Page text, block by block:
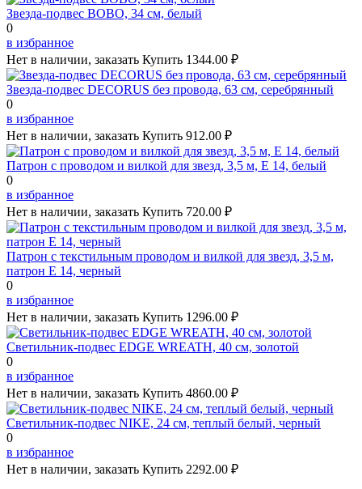
Звезда-подвес BOBO, 34 см, белый
0
в избранное
Нет в наличии, заказать Купить 1344.00 ₽
Звезда-подвес DECORUS без провода, 63 см, серебрянный
0
в избранное
Нет в наличии, заказать Купить 912.00 ₽
Патрон с проводом и вилкой для звезд, 3,5 м, Е 14, белый
0
в избранное
Нет в наличии, заказать Купить 720.00 ₽
Патрон с текстильным проводом и вилкой для звезд, 3,5 м,
патрон Е 14, черный
0
в избранное
Нет в наличии, заказать Купить 1296.00 ₽
Светильник-подвес EDGE WREATH, 40 см, золотой
0
в избранное
Нет в наличии, заказать Купить 4860.00 ₽
Светильник-подвес NIKE, 24 см, теплый белый, черный
0
в избранное
Нет в наличии, заказать Купить 2292.00 ₽